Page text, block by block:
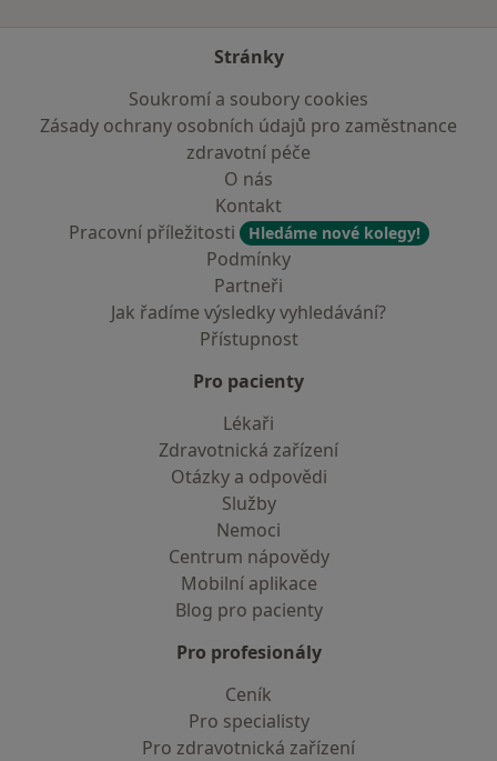
Stránky
Soukromí a soubory cookies
Zásady ochrany osobních údajů pro zaměstnance
zdravotní péče
O nás
Kontakt
Pracovní příležitosti
Hledáme nové kolegy!
Podmínky
Partneři
Jak řadíme výsledky vyhledávání?
Přístupnost
Pro pacienty
Lékaři
Zdravotnická zařízení
Otázky a odpovědi
Služby
Nemoci
Centrum nápovědy
Mobilní aplikace
Blog pro pacienty
Pro profesionály
Ceník
Pro specialisty
Pro zdravotnická zařízení